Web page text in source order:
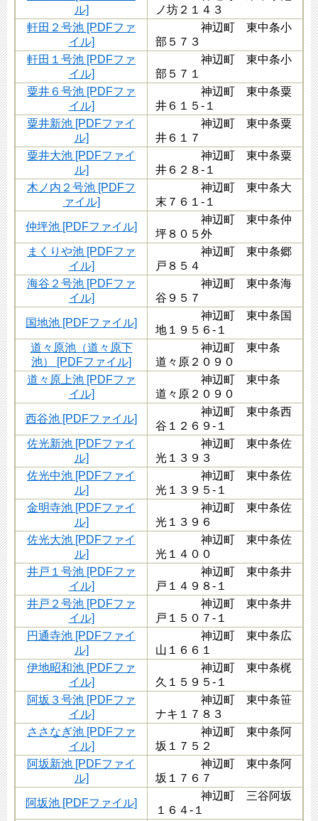
ル]
ノ坊２１４３
軒田２号池 [PDFファ
イル]
神辺町 東中条小
部５７３
軒田１号池 [PDFファ
イル]
神辺町 東中条小
部５７１
粟井６号池 [PDFファ
イル]
神辺町 東中条粟
井６１５-１
粟井新池 [PDFファイ
ル]
神辺町 東中条粟
井６１７
粟井大池 [PDFファイ
ル]
神辺町 東中条粟
井６２８-１
木ノ内２号池 [PDFフ
ァイル]
神辺町 東中条大
末７６１-１
仲坪池 [PDFファイル]
神辺町 東中条仲
坪８０５外
まくりや池 [PDFファ
イル]
神辺町 東中条郷
戸８５４
海谷２号池 [PDFファ
イル]
神辺町 東中条海
谷９５７
国地池 [PDFファイル]
神辺町 東中条国
地１９５６-１
道々原池（道々原下
池） [PDFファイル]
神辺町 東中条
道々原２０９０
道々原上池 [PDFファ
イル]
神辺町 東中条
道々原２０９０
西谷池 [PDFファイル]
神辺町 東中条西
谷１２６９-１
佐光新池 [PDFファイ
ル]
神辺町 東中条佐
光１３９３
佐光中池 [PDFファイ
ル]
神辺町 東中条佐
光１３９５-１
金明寺池 [PDFファイ
ル]
神辺町 東中条佐
光１３９６
佐光大池 [PDFファイ
ル]
神辺町 東中条佐
光１４００
井戸１号池 [PDFファ
イル]
神辺町 東中条井
戸１４９８-１
井戸２号池 [PDFファ
イル]
神辺町 東中条井
戸１５０７-１
円通寺池 [PDFファイ
ル]
神辺町 東中条広
山１６６１
伊地昭和池 [PDFファ
イル]
神辺町 東中条梶
久１５９５-１
阿坂３号池 [PDFファ
イル]
神辺町 東中条笹
ナキ１７８３
ささなぎ池 [PDFファ
イル]
神辺町 東中条阿
坂１７５２
阿坂新池 [PDFファイ
ル]
神辺町 東中条阿
坂１７６７
阿坂池 [PDFファイル]
神辺町 三谷阿坂
１６４-１